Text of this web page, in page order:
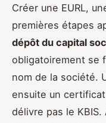
Créer une EURL,
premières étapes
dépôt du capital
obligatoirement se
nom de la société.
ensuite un certificat
délivre pas le